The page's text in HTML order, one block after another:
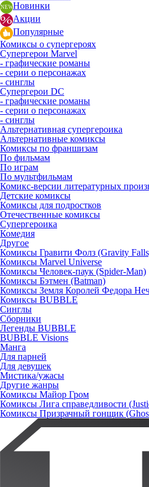
Новинки
Акции
Популярные
Комиксы о супергероях
Супергерои Marvel
- графические романы
- серии о персонажах
- синглы
Супергерои DC
- графические романы
- серии о персонажах
- синглы
Альтернативная супергероика
Альтернативные комиксы
Комиксы по франшизам
По фильмам
По играм
По мультфильмам
Комикс-версии литературных
Детские комиксы
Комиксы для подростков
Отечественные комиксы
Супергероика
Комедия
Другое
Комиксы Гравити Фолз (Gravity
Комиксы Marvel Universe
Комиксы Человек-паук (Spider-Man)
Комиксы Бэтмен (Batman)
Комиксы Земля Королей Федора
Комиксы BUBBLE
Синглы
Сборники
Легенды BUBBLE
BUBBLE Visions
Манга
Для парней
Для девушек
Мистика/ужасы
Другие жанры
Комиксы Майор Гром
Комиксы Лига справедливости
Комиксы Призрачный гонщик